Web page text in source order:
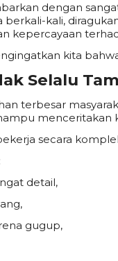
dengan
kali,
kepercayaan
kita
Selalu
terbesar
menceritakan
secara
detail,
gugup,